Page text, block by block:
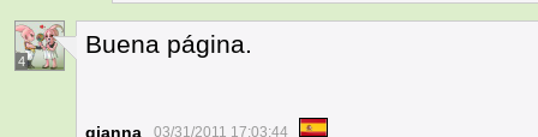
4
Buena página.
gianna 03/31/2011 17:03:44